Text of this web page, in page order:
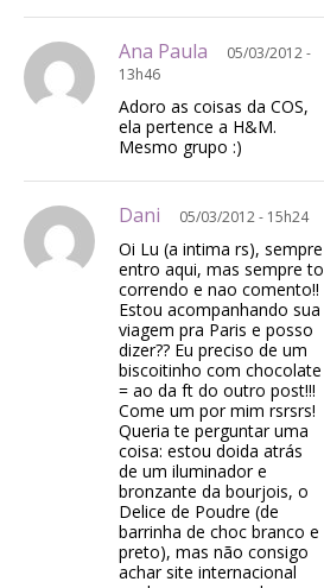
Ana Paula
05/03/2012 -
13h46
Adoro as coisas da COS,
ela pertence a H&M.
Mesmo grupo :)
Dani 05/03/2012 - 15h24
Oi Lu (a intima rs), sempre
entro aqui, mas sempre to
correndo e nao comento!!
Estou acompanhando sua
viagem pra Paris e posso
dizer?? Eu preciso de um
biscoitinho com chocolate
= ao da ft do outro post!!!
Come um por mim rsrsrs!
Queria te perguntar uma
coisa: estou doida atrás
de um iluminador e
bronzante da bourjois, o
Delice de Poudre (de
barrinha de choc branco e
preto), mas não consigo
achar site internacional